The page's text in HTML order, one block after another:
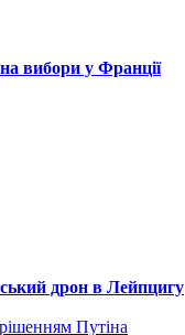
вибори у Франції
дрон в Лейпцигу
Путіна